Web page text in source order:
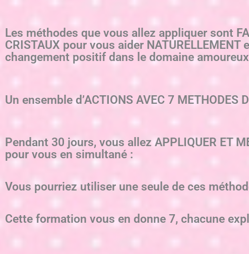
Les méthodes que vous allez appliquer sont
CRISTAUX pour vous aider
changement positif dans le domaine
Un ensemble d’ACTIONS AVEC 7 METHODES
Pendant 30 jours, vous allez APPLIQUER ET
pour vous en simultané :
Vous pourriez utiliser une seule de ces
Cette formation vous en donne 7, chacune